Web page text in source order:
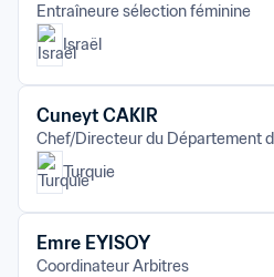
Entraîneure sélection féminine
Israël
Cuneyt CAKIR
Chef/Directeur du Département
Turquie
Emre EYISOY
Coordinateur Arbitres